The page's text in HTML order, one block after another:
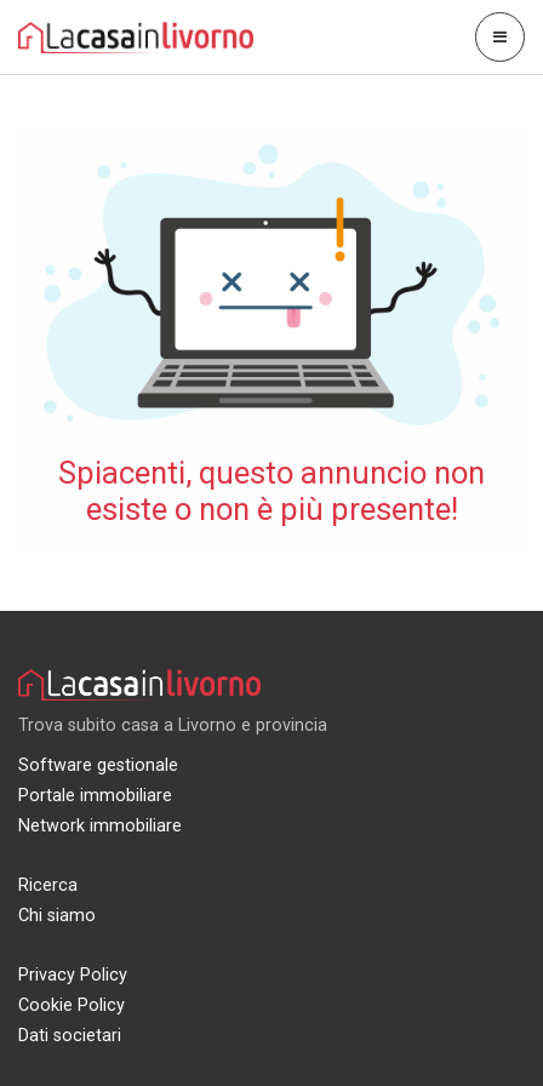
Spiacenti, questo annuncio non
esiste o non è più presente!
Trova subito casa a Livorno e provincia
Software gestionale
Portale immobiliare
Network immobiliare
Ricerca
Chi siamo
Privacy Policy
Cookie Policy
Dati societari